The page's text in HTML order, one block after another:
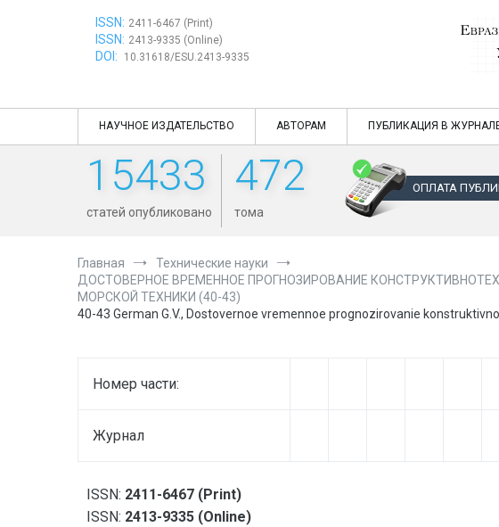
ISSN: 2411-6467 (Print)
ISSN: 2413-9335 (Online)
DOI: 10.31618/ESU.2413-9335
Евразийский
НАУЧНОЕ ИЗДАТЕЛЬСТВО АВТОРАМ ПУБЛИКАЦИЯ В
15433
статей опубликовано
472
тома
ОПЛАТА
Главная
Технические науки
ДОСТОВЕРНОЕ ВРЕМЕННОЕ ПРОГНОЗИРОВАНИЕ
МОРСКОЙ ТЕХНИКИ (40-43)
40-43 German G.V., Dostovernoe vremennoe prognozirovanie
Номер части:
Журнал
ISSN: 2411-6467 (Print)
ISSN: 2413-9335 (Online)